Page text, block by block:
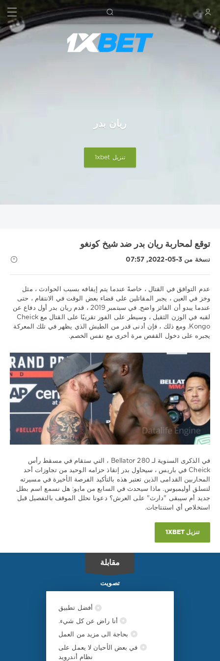
بحث
ريان بدر
تنزيل 1xbet
البرتغال الدوري الاسباني الدوري الالماني
الدوري الروسي الممتاز الدوري الفرنسي 1
السويد انتر بايرن برشلونة بطولة العالم لهوكي الجليد
بطولة بيلاروسيا دوري VTB يونايتد دوري أبطال أوروبا
دوري الأمم الأوروبية دوري الدرجة الاولى الايطالي دينامو موسكو
دينامو مينسك روما ريال مدريد سسكا سويسرا
عصبة الأمم فنلندا فياريال لوكوموتيف كوبان ليفربول
مدينة مانشستر موناكو ميتالورج نابولي نيزهني نوفجورود
نيوكاسل
توقع لمحاربة ريان بدر ضد شيخ كونغو
نسخة من 3-05-2022, 07:57
نصائح
رياضية
1xbet
1
679
0
ريان
بدر,
عدم التوافق في القتال ، خاصةً عندما يتم إيقافه بسبب الحوادث ، مثل
وخز في العين ، يجبر المقاتلين على قضاء بعض الوقت في الانتقام ، حتى
عندما يبدو أن الفائز واضح. في سبتمبر 2019 ، قدم ريان بدر أول دفاع عن
لقبه في الوزن الثقيل ، وسيطر على الفور تقريبًا على القتال مع Cheick
Kongo. ومع ذلك ، فإن أدنى قدر من الطيش الذي يظهر في تلك المعركة
يجبره على دخول القفص مرة أخرى مع نفس الخصم.
في الذكرى السنوية لـ Bellator 280 ، التي ستقام في مسقط رأس
Cheick في باريس ، سيحاول بدر إنقاذ حزامه الوحيد من تجاوزات أحد
المحاربين القدامى الذين تعتبر هذه بالتأكيد الفرصة الأخيرة في مسيرته
لتسلق أوليمبوس. ماذا سيحدث في السابع من مايو: هل نسمع اسم بطل
جديد أم سيبقى "دارث" على العرش؟ دعونا نحلل الموقف بالتفصيل قبل
استخلاص أي استنتاجات.
تنزيل 1XBET
مقابلة
تصويت
أفضل تطبيق
أنا راض عن كل شيء.
بحاجة الى مزيد من العمل
في بعض الأحيان لا يعمل على
نظام أندرويد